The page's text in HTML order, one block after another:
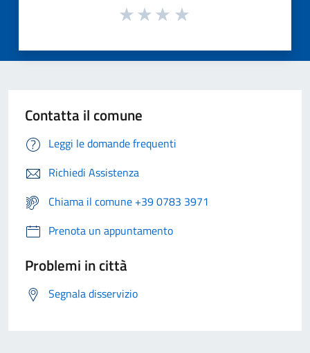
Contatta il comune
Leggi le domande frequenti
Richiedi Assistenza
Chiama il comune +39 0783 3971
Prenota un appuntamento
Problemi in città
Segnala disservizio